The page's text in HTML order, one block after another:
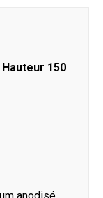
150